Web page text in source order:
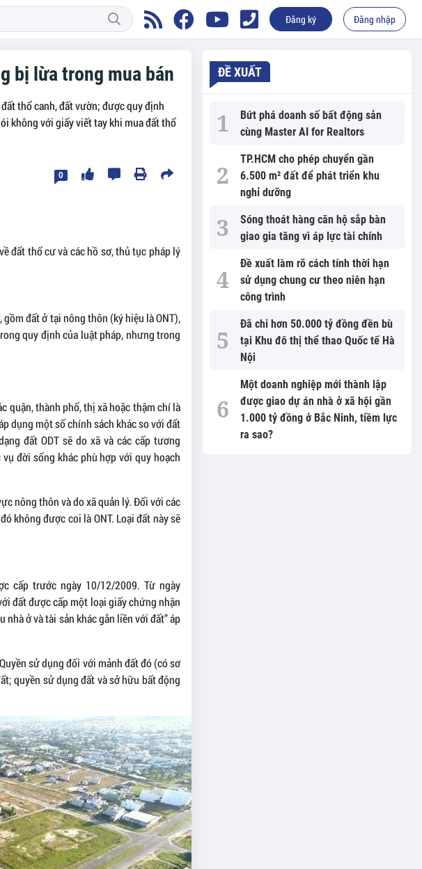
Đăng ký Đăng nhập
bị lừa trong mua bán
thổ canh, đất vườn; được quy định
không với giấy viết tay khi mua đất thổ
0
đất thổ cư và các hồ sơ, thủ tục pháp lý
đất ở tại nông thôn (ký hiệu là ONT),
quy định của luật pháp, nhưng trong
quận, thành phố, thị xã hoặc thậm chí là
dụng một số chính sách khác so với đất
đất ODT sẽ do xã và các cấp tương
đời sống khác phù hợp với quy hoạch
nông thôn và do xã quản lý. Đối với các
không được coi là ONT. Loại đất này sẽ
cấp trước ngày 10/12/2009. Từ ngày
đất được cấp một loại giấy chứng nhận
ở và tài sản khác gắn liền với đất” áp
sử dụng đối với mảnh đất đó (có sơ
quyền sử dụng đất và sở hữu bất động
ĐỀ XUẤT
Bứt phá doanh số bất động sản
cùng Master AI for Realtors
TP.HCM cho phép chuyển gần
6.500 m² đất để phát triển khu
nghỉ dưỡng
Sóng thoát hàng căn hộ sắp bàn
giao gia tăng vì áp lực tài chính
Đề xuất làm rõ cách tính thời hạn
sử dụng chung cư theo niên hạn
công trình
Đã chi hơn 50.000 tỷ đồng đền bù
tại Khu đô thị thể thao Quốc tế Hà
Nội
Một doanh nghiệp mới thành lập
được giao dự án nhà ở xã hội gần
1.000 tỷ đồng ở Bắc Ninh, tiềm lực
ra sao?